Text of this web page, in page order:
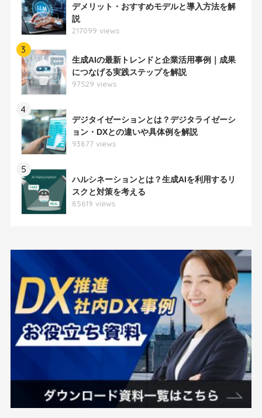
デメリット・おすすめモデルと導入方法を解
説
217099 views
3
生成AIの最新トレンドと企業活用事例｜成果
につなげる実践ステップを解説
97529 views
4
デジタイゼーションとは？デジタライゼーシ
ョン・DXとの違いや具体例を解説
93877 views
5
ハルシネーションとは？生成AIを利用するリ
スクと対策を考える
85619 views